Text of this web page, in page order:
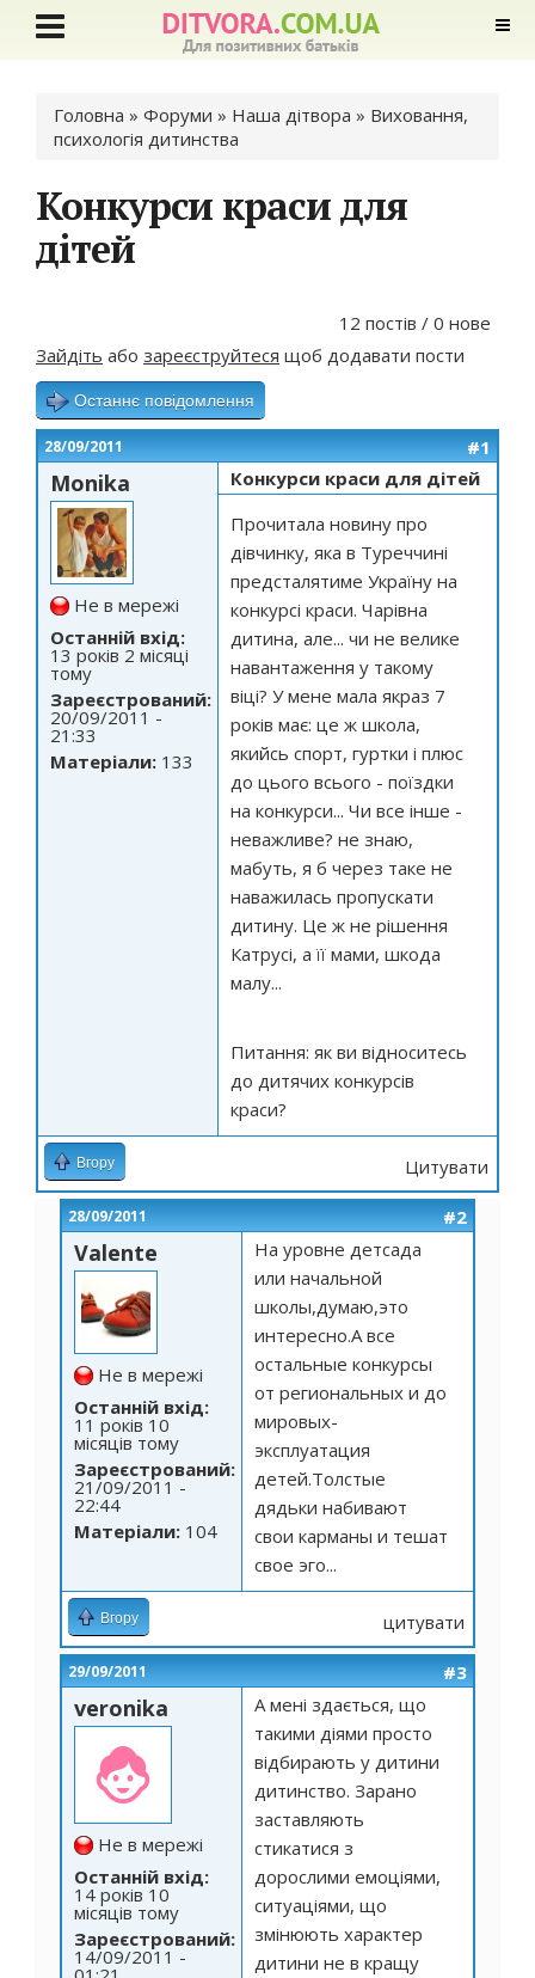
Ви є тут
Головна » Форуми » Наша дітвора » Виховання,
психологія дитинства
Конкурси краси для
дітей
12 постів / 0 нове
Зайдіть або зареєструйтеся щоб додавати пости
Останнє повідомлення
28/09/2011 #1
Monika
Не в мережі
Останній вхід:
13 років 2 місяці
тому
Зареєстрований:
20/09/2011 -
21:33
Матеріали: 133
Конкурси краси для дітей
Прочитала новину про
дівчинку, яка в Туреччині
предсталятиме Україну на
конкурсі краси. Чарівна
дитина, але... чи не велике
навантаження у такому
віці? У мене мала якраз 7
років має: це ж школа,
якийсь спорт, гуртки і плюс
до цього всього - поїздки
на конкурси... Чи все інше -
неважливе? не знаю,
мабуть, я б через таке не
наважилась пропускати
дитину. Це ж не рішення
Катрусі, а її мами, шкода
малу...
Питання: як ви відноситесь
до дитячих конкурсів
краси?
Вгору Цитувати
28/09/2011 #2
Valente
Не в мережі
Останній вхід:
11 років 10
місяців тому
Зареєстрований:
21/09/2011 -
22:44
Матеріали: 104
На уровне детсада
или начальной
школы,думаю,это
интересно.А все
остальные конкурсы
от региональных и до
мировых-
эксплуатация
детей.Толстые
дядьки набивают
свои карманы и тешат
свое эго...
Вгору цитувати
29/09/2011 #3
veronika
Не в мережі
Останній вхід:
14 років 10
місяців тому
Зареєстрований:
14/09/2011 -
А мені здається, що
такими діями просто
відбирають у дитини
дитинство. Зарано
заставляють
стикатися з
дорослими емоціями,
ситуаціями, що
змінюють характер
дитини не в кращу